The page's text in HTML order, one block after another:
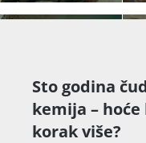
Sto godina
kemija –
korak više?